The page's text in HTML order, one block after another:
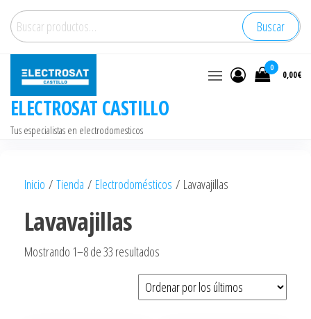
Saltar
contenido
Buscar
por:
Buscar
ELECTROSAT CASTILLO
Tus especialistas en electrodomesticos
0
0,00€
Inicio / Tienda / Electrodomésticos / Lavavajillas
Lavavajillas
Mostrando 1–8 de 33 resultados
por
los